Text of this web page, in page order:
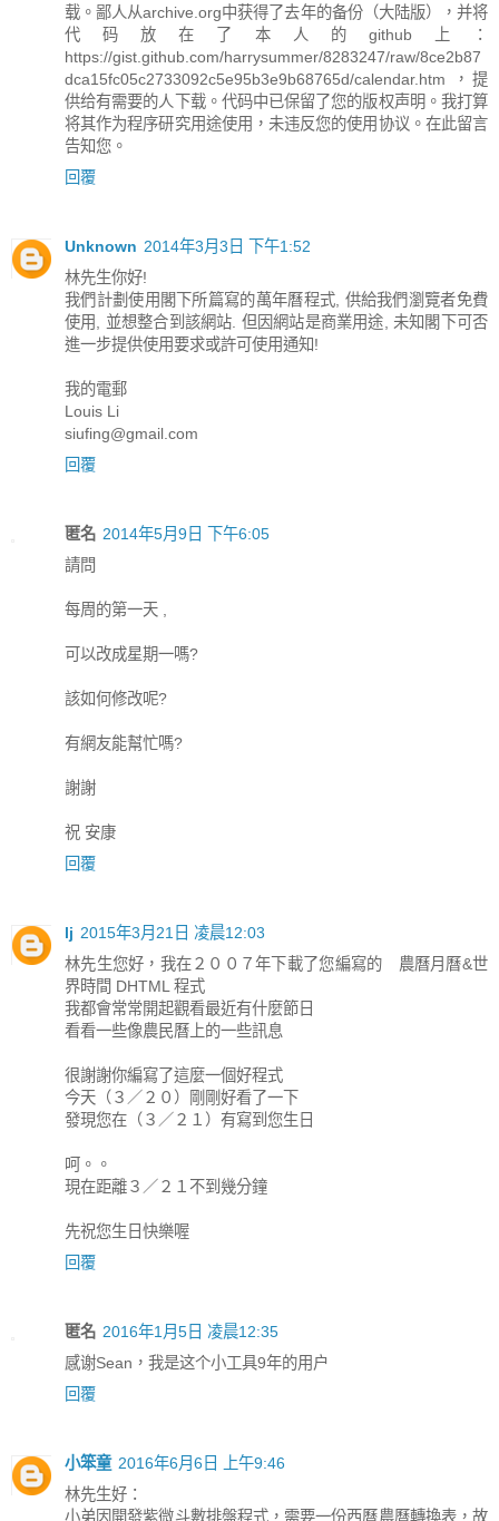
载。鄙人从archive.org中获得了去年的备份（大陆版），并将
代码放在了本人的github上：
https://gist.github.com/harrysummer/8283247/raw/8ce2b87
dca15fc05c2733092c5e95b3e9b68765d/calendar.htm ，提
供给有需要的人下载。代码中已保留了您的版权声明。我打算
将其作为程序研究用途使用，未违反您的使用协议。在此留言
告知您。
回覆
Unknown 2014年3月3日 下午1:52
林先生你好!
我們計劃使用閣下所篇寫的萬年曆程式, 供給我們瀏覽者免費
使用, 並想整合到該網站. 但因網站是商業用途, 未知閣下可否
進一步提供使用要求或許可使用通知!
我的電郵
Louis Li
siufing@gmail.com
回覆
匿名 2014年5月9日 下午6:05
請問
每周的第一天 ,
可以改成星期一嗎?
該如何修改呢?
有網友能幫忙嗎?
謝謝
祝 安康
回覆
lj 2015年3月21日 凌晨12:03
林先生您好，我在２００７年下載了您編寫的 農曆月曆&世
界時間 DHTML 程式
我都會常常開起觀看最近有什麼節日
看看一些像農民曆上的一些訊息
很謝謝你編寫了這麼一個好程式
今天（３／２０）剛剛好看了一下
發現您在（３／２１）有寫到您生日
呵。。
現在距離３／２１不到幾分鐘
先祝您生日快樂喔
回覆
匿名 2016年1月5日 凌晨12:35
感谢Sean，我是这个小工具9年的用户
回覆
小笨童 2016年6月6日 上午9:46
林先生好：
小弟因開發紫微斗數排盤程式，需要一份西曆農曆轉換表，故